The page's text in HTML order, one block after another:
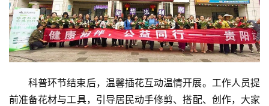
车
·
新
能
源
科普环节结束后，温馨插花互动温情开展。工作人员提
前准备花材与工具，引导居民动手修剪、搭配、创作，大家